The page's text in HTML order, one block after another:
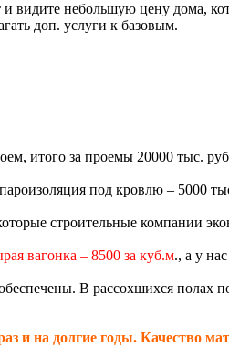
видите небольшую цену дома,
доп. услуги к базовым.
итого за проемы 20000 тыс.
под кровлю – 5000
строительные компании
вагонка – 8500 за куб.м., а у нас
В рассохшихся полах
и на долгие годы. Качество